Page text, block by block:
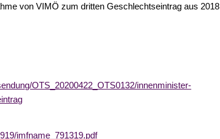
von VIMÖ zum dritten Geschlechtseintrag aus 2018
OTS_20200422_OTS0132/innenminister-
imfname_791319.pdf